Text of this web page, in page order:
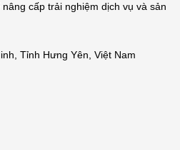
cấp trải nghiệm dịch vụ và sản
Tỉnh Hưng Yên, Việt Nam